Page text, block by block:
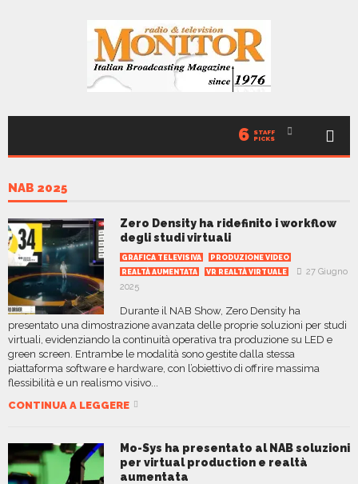
6 STAFF
PICKS
NAB 2025
Zero Density ha ridefinito i workflow
degli studi virtuali
GRAFICA TELEVISIVA
PRODUZIONE VIDEO
REALTÀ AUMENTATA
VR REALTÀ VIRTUALE
27 Giugno
2025
Durante il NAB Show, Zero Density ha
presentato una dimostrazione avanzata delle proprie soluzioni per studi
virtuali, evidenziando la continuità operativa tra produzione su LED e
green screen. Entrambe le modalità sono gestite dalla stessa
piattaforma software e hardware, con l’obiettivo di offrire massima
flessibilità e un realismo visivo...
CONTINUA A LEGGERE
Mo-Sys ha presentato al NAB soluzioni
per virtual production e realtà
aumentata